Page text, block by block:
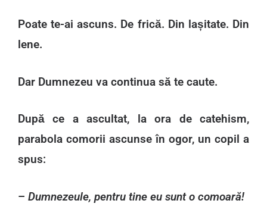
Poate te-ai ascuns. De frică. Din lașitate. Din
lene.
Dar Dumnezeu va continua să te caute.
După ce a ascultat, la ora de catehism,
parabola comorii ascunse în ogor, un copil a
spus:
– Dumnezeule, pentru tine eu sunt o comoară!